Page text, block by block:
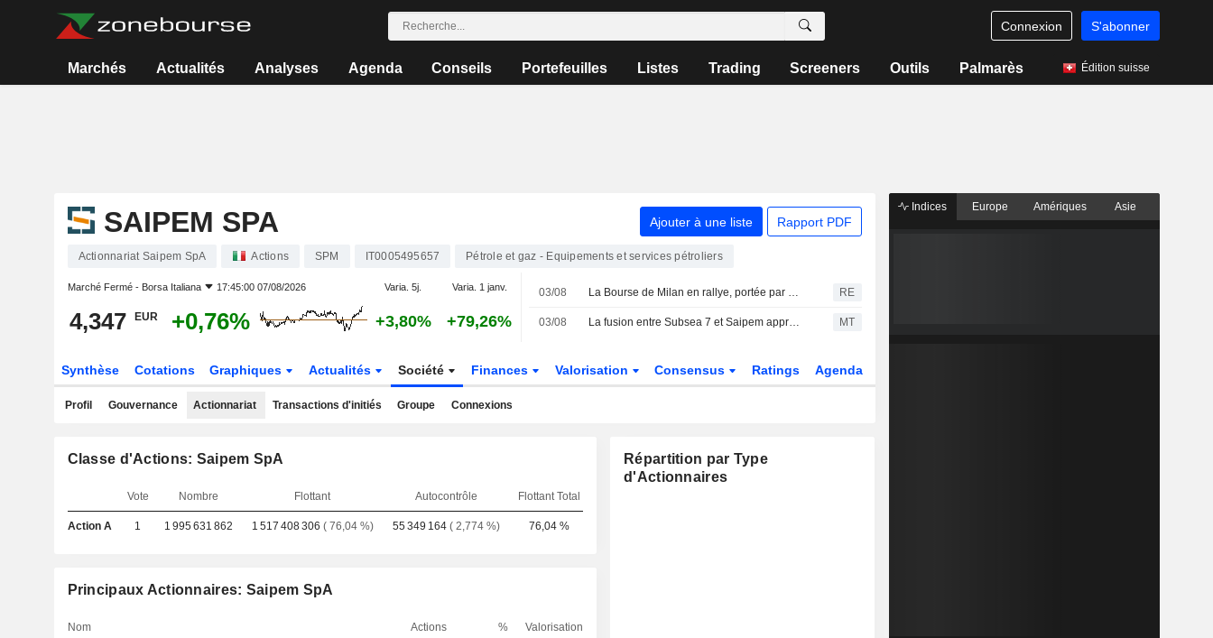
Connexion S'abonner
Marchés Actualités Analyses Agenda Conseils Portefeuilles Listes Trading Screeners Outils Palmarès Édition suisse
SAIPEM SPA Ajouter à une liste Rapport PDF
Actionnariat Saipem SpA Actions SPM IT0005495657 Pétrole et gaz - Equipements et services pétroliers
Marché Fermé - Borsa Italiana 17:45:00 07/08/2026 Varia. 5j. Varia. 1 janv.
4,347 EUR +0,76% +3,80% +79,26%
03/08 La Bourse de Milan en rallye, portée par les espoirs de paix entre les États-Unis et l'Iran ; Danieli s'envole, Prysmian recule RE
03/08 La fusion entre Subsea 7 et Saipem approche de sa finalisation MT
Synthèse Cotations Graphiques Actualités Société Finances Valorisation Consensus Ratings Agenda
Profil Gouvernance Actionnariat Transactions d'initiés Groupe Connexions
Classe d'Actions: Saipem SpA
Vote Nombre Flottant Autocontrôle Flottant Total
Action A 1 1 995 631 862 1 517 408 306 ( 76,04 %) 55 349 164 ( 2,774 %) 76,04 %
Principaux Actionnaires: Saipem SpA
Nom Actions % Valorisation
Répartition par Type
d'Actionnaires
Indices Europe Amériques Asie